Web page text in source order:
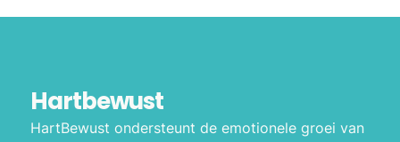
Hartbewust
HartBewust ondersteunt de emotionele groei van